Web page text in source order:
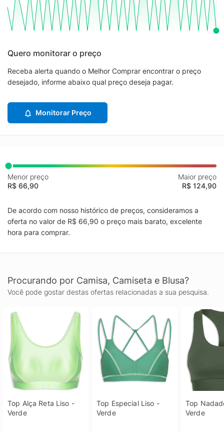
Quero monitorar o preço
Receba alerta quando o Melhor Comprar encontrar o preço
desejado, informe abaixo qual preço deseja pagar.
Monitorar Preço
Menor preço
R$ 66,90
Maior preço
R$ 124,90
De acordo com nosso histórico de preços, consideramos a
oferta no valor de R$ 66,90 o preço mais barato, excelente
hora para comprar.
Procurando por Camisa, Camiseta e Blusa?
Você pode gostar destas ofertas relacionadas a sua pesquisa.
Top Alça Reta Liso -
Verde
Top Especial Liso -
Verde
Top
Verde